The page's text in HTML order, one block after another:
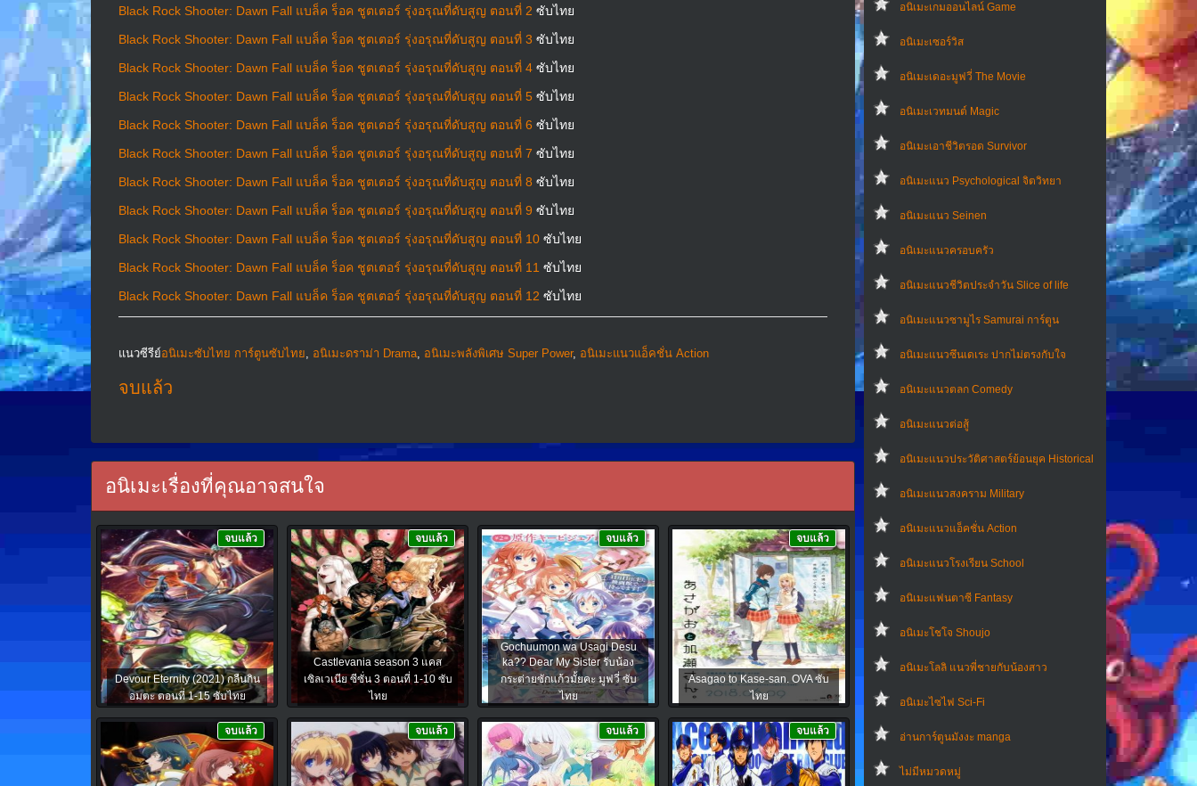
อนิเมะเกมออนไลน์ Game
อนิเมะเซอร์วิส
อนิเมะเดอะมูฟวี่ The Movie
อนิเมะเวทมนต์ Magic
อนิเมะเอาชีวิตรอด Survivor
อนิเมะแนว Psychological จิตวิทยา
อนิเมะแนว Seinen
อนิเมะแนวครอบครัว
อนิเมะแนวชีวิตประจําวัน Slice of life
อนิเมะแนวซามูไร Samurai การ์ตูน
อนิเมะแนวซึนเดเระ ปากไม่ตรงกับใจ
อนิเมะแนวตลก Comedy
อนิเมะแนวต่อสู้
อนิเมะแนวประวัติศาสตร์ย้อนยุค Historical
อนิเมะแนวสงคราม Military
อนิเมะแนวแอ็คชั่น Action
อนิเมะแนวโรงเรียน School
อนิเมะแฟนตาซี Fantasy
อนิเมะโชโจ Shoujo
อนิเมะโลลิ แนวพี่ชายกับน้องสาว
อนิเมะไซไฟ Sci-Fi
อ่านการ์ตูนมังงะ manga
ไม่มีหมวดหมู่
Black Rock Shooter: Dawn Fall แบล็ค ร็อค ชูตเตอร์ รุ่งอรุณที่ดับสูญ ตอนที่ 2 ซับไทย
Black Rock Shooter: Dawn Fall แบล็ค ร็อค ชูตเตอร์ รุ่งอรุณที่ดับสูญ ตอนที่ 3 ซับไทย
Black Rock Shooter: Dawn Fall แบล็ค ร็อค ชูตเตอร์ รุ่งอรุณที่ดับสูญ ตอนที่ 4 ซับไทย
Black Rock Shooter: Dawn Fall แบล็ค ร็อค ชูตเตอร์ รุ่งอรุณที่ดับสูญ ตอนที่ 5 ซับไทย
Black Rock Shooter: Dawn Fall แบล็ค ร็อค ชูตเตอร์ รุ่งอรุณที่ดับสูญ ตอนที่ 6 ซับไทย
Black Rock Shooter: Dawn Fall แบล็ค ร็อค ชูตเตอร์ รุ่งอรุณที่ดับสูญ ตอนที่ 7 ซับไทย
Black Rock Shooter: Dawn Fall แบล็ค ร็อค ชูตเตอร์ รุ่งอรุณที่ดับสูญ ตอนที่ 8 ซับไทย
Black Rock Shooter: Dawn Fall แบล็ค ร็อค ชูตเตอร์ รุ่งอรุณที่ดับสูญ ตอนที่ 9 ซับไทย
Black Rock Shooter: Dawn Fall แบล็ค ร็อค ชูตเตอร์ รุ่งอรุณที่ดับสูญ ตอนที่ 10 ซับไทย
Black Rock Shooter: Dawn Fall แบล็ค ร็อค ชูตเตอร์ รุ่งอรุณที่ดับสูญ ตอนที่ 11 ซับไทย
Black Rock Shooter: Dawn Fall แบล็ค ร็อค ชูตเตอร์ รุ่งอรุณที่ดับสูญ ตอนที่ 12 ซับไทย
แนวซีรีย์อนิเมะซับไทย การ์ตูนซับไทย, อนิเมะดราม่า Drama, อนิเมะพลังพิเศษ Super Power, อนิเมะแนวแอ็คชั่น Action
จบแล้ว
อนิเมะเรื่องที่คุณอาจสนใจ
Devour Eternity (2021) กลืนกิน
อมตะ ตอนที่ 1-15 ซับไทย
จบแล้ว
Castlevania season 3 แคส
เซิลเวเนีย ซีซั่น 3 ตอนที่ 1-10 ซับ
ไทย
จบแล้ว
Gochuumon wa Usagi Desu
ka?? Dear My Sister รับน้อง
กระต่ายซักแก้วมั้ยคะ มูฟวี่ ซับ
ไทย
จบแล้ว
Asagao to Kase-san. OVA ซับ
ไทย
จบแล้ว
จบแล้ว จบแล้ว จบแล้ว จบแล้ว